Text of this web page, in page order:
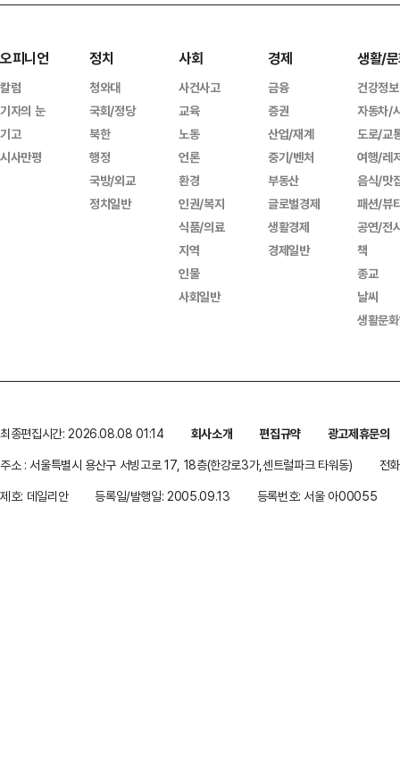
오피니언
칼럼
기자의 눈
기고
시사만평
정치
청와대
국회/정당
북한
행정
국방/외교
정치일반
사회
사건사고
교육
노동
언론
환경
인권/복지
식품/의료
지역
인물
사회일반
경제
금융
증권
산업/재계
중기/벤처
부동산
글로벌경제
생활경제
경제일반
생활/
건강정보
자동차/
도로/교
여행/레
음식/맛
패션/뷰
공연/전
책
종교
날씨
생활문
최종편집시간: 2026.08.08 01:14 회사소개 편집규약
광고제휴문의
주소 : 서울특별시 용산구 서빙고로 17, 18층(한강로3가,센트럴파크 타워동)
전
제호: 데일리안
등록일/발행일: 2005.09.13 등록번호: 서울 아00055